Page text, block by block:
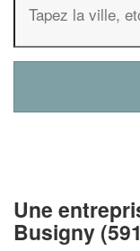
Une
Busigny